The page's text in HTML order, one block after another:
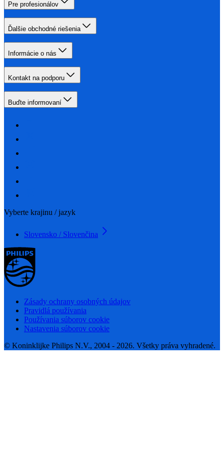
Pre profesionálov
Ďalšie obchodné riešenia
Informácie o nás
Kontakt na podporu
Buďte informovaní
Vyberte krajinu / jazyk
Slovensko / Slovenčina
Zásady ochrany osobných údajov
Pravidlá používania
Používania súborov cookie
Nastavenia súborov cookie
© Koninklijke Philips N.V., 2004 - 2026. Všetky práva vyhradené.